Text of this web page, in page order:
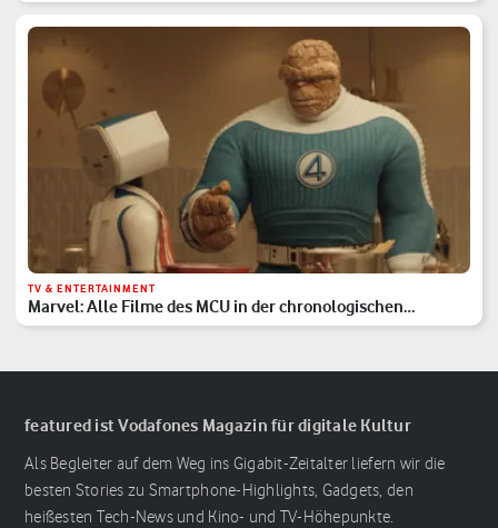
TV & ENTERTAINMENT
Marvel: Alle Filme des MCU in der chronologischen
Reihenfolge
featured ist Vodafones Magazin für digitale Kultur
Als Begleiter auf dem Weg ins Gigabit-Zeitalter liefern wir die
besten Stories zu Smartphone-Highlights, Gadgets, den
heißesten Tech-News und Kino- und TV-Höhepunkte.